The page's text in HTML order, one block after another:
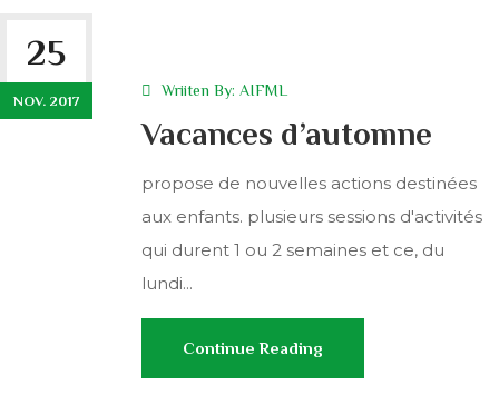
25
NOV. 2017
Wriiten By: AIFML
Vacances d’automne
propose de nouvelles actions destinées
aux enfants. plusieurs sessions d'activités
qui durent 1 ou 2 semaines et ce, du
lundi...
Continue Reading